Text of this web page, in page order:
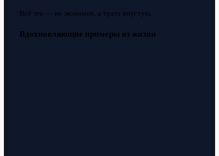
Всё это — не экономия, а трата впустую.
Вдохновляющие примеры из жизни